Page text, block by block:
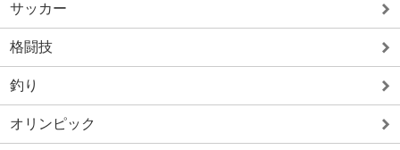
サッカー
格闘技
釣り
オリンピック